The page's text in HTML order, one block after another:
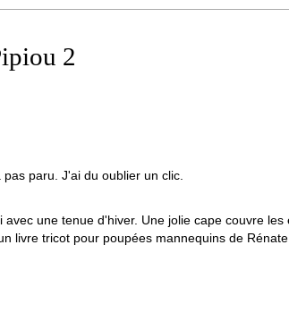
2
paru. J'ai du oublier un clic.
une tenue d'hiver. Une jolie cape couvre les
livre tricot pour poupées mannequins de